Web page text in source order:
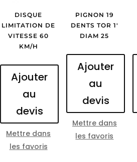
DISQUE
LIMITATION DE
VITESSE 60
KM/H
Ajouter
au
devis
Mettre dans
les favoris
PIGNON 19
DENTS TOR 1′
DIAM 25
Ajouter
au
devis
Mettre dans
les favoris